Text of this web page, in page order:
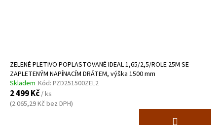
ZELENÉ PLETIVO POPLASTOVANÉ IDEAL 1,65/2,5/ROLE 25M SE
ZAPLETENÝM NAPÍNACÍM DRÁTEM, výška 1500 mm
Skladem Kód: PZD251500ZEL2
2 499 Kč/ ks
(2 065,29 Kč bez DPH)